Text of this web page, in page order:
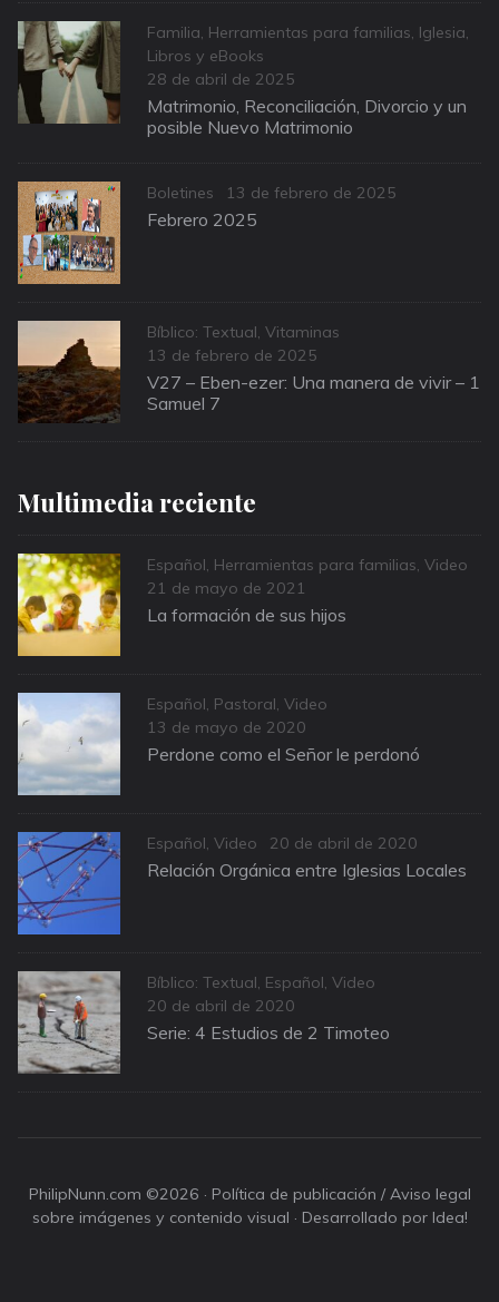
Categories
Familia, Herramientas para familias, Iglesia,
Libros y eBooks
Posted
on
28 de abril de 2025
Matrimonio, Reconciliación, Divorcio y un
posible Nuevo Matrimonio
Categories
Boletines
Posted
on
13 de febrero de 2025
Febrero 2025
Categories
Bíblico: Textual, Vitaminas
Posted
on
13 de febrero de 2025
V27 – Eben-ezer: Una manera de vivir – 1
Samuel 7
Multimedia reciente
Categories
Español, Herramientas para familias, Video
Posted
on
21 de mayo de 2021
La formación de sus hijos
Categories
Español, Pastoral, Video
Posted
on
13 de mayo de 2020
Perdone como el Señor le perdonó
Categories
Español, Video
Posted
on
20 de abril de 2020
Relación Orgánica entre Iglesias Locales
Categories
Bíblico: Textual, Español, Video
Posted
on
20 de abril de 2020
Serie: 4 Estudios de 2 Timoteo
PhilipNunn.com ©2026 · Política de publicación / Aviso legal
sobre imágenes y contenido visual · Desarrollado por Idea!